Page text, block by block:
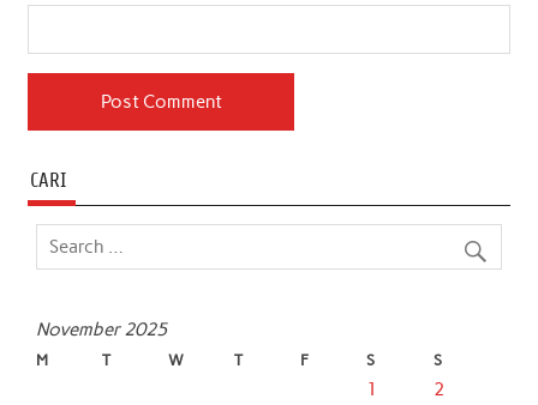
CARI
November 2025
M T W T F S S
1
2